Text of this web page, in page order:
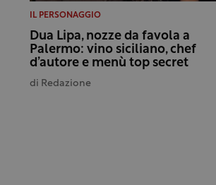
IL PERSONAGGIO
Dua Lipa, nozze da favola a
Palermo: vino siciliano, chef
d’autore e menù top secret
di Redazione